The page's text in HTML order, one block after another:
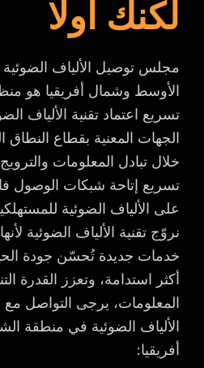
لكنك اولا
مجلس توصيل الألياف
الأوسط وشمال أفريقيا هو
تسريع اعتماد تقنية الألياف
الجهات المعنية بقطاع
خلال تبادل المعلومات
تسريع إتاحة شبكات الوصول
على الألياف الضوئية
نروّج تقنية الألياف الضوئية
خدمات جديدة تُحسّن جودة
أكثر استدامة، وتعزز القدرة
المعلومات، يرجى التواصل
الألياف الضوئية في منطقة
أفريقيا: